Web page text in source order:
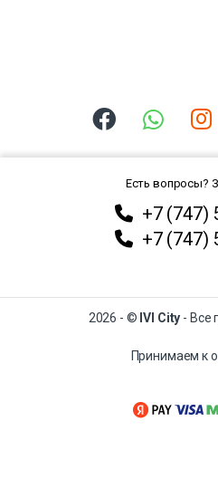
Есть вопросы?
+7 (747)
+7 (747)
2026 - © IVI City - Все
Принимаем к